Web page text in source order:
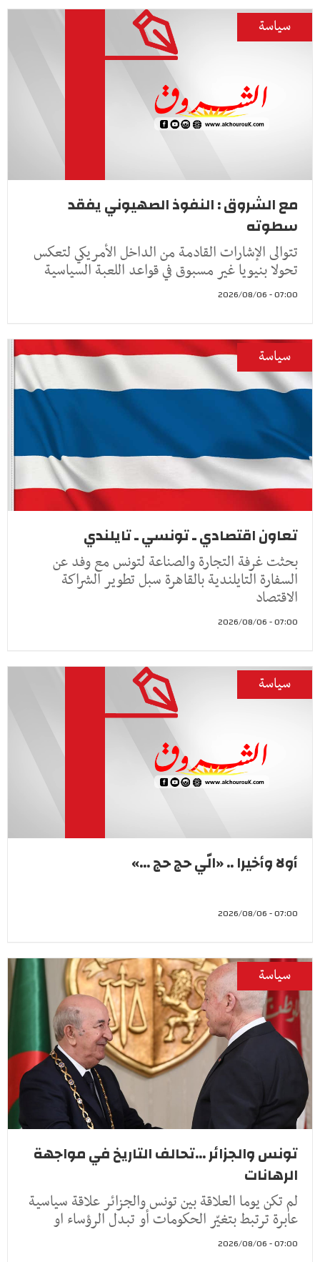
سياسة
مع الشروق : النفوذ الصهيوني يفقد
سطوته
تتوالى الإشارات القادمة من الداخل الأمريكي لتعكس
تحولا بنيويا غير مسبوق في قواعد اللعبة السياسية
07:00 - 2026/08/06
سياسة
تعاون اقتصادي ـ تونسي ـ تايلندي
بحثت غرفة التجارة والصناعة لتونس مع وفد عن
السفارة التايلندية بالقاهرة سبل تطوير الشراكة
الاقتصاد
07:00 - 2026/08/06
سياسة
أولا وأخيرا .. «الّي حج حج ...»
07:00 - 2026/08/06
سياسة
تونس والجزائر ...تحالف التاريخ في مواجهة
الرهانات
لم تكن يوما العلاقة بين تونس والجزائر علاقة سياسية
عابرة ترتبط بتغيّر الحكومات أو تبدل الرؤساء او
07:00 - 2026/08/06